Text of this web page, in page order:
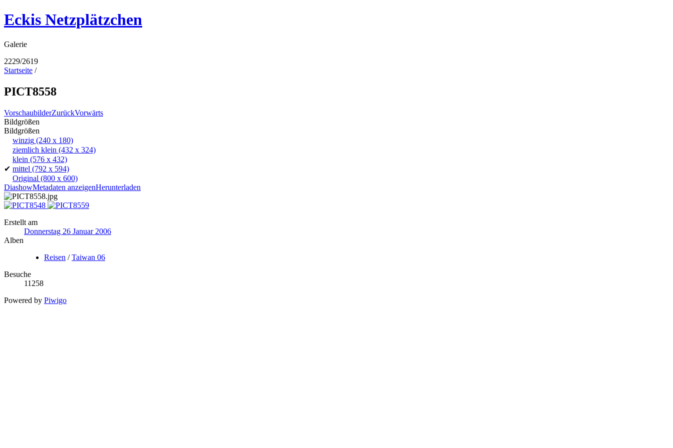
Eckis Netzplätzchen
Galerie
2229/2619
Startseite /
PICT8558
VorschaubilderZurückVorwärts
Bildgrößen
Bildgrößen
winzig (240 x 180)
ziemlich klein (432 x 324)
klein (576 x 432)
✔ mittel (792 x 594)
Original (800 x 600)
DiashowMetadaten anzeigenHerunterladen
Erstellt am
Donnerstag 26 Januar 2006
Alben
Reisen /Taiwan 06
Besuche
11258
Powered by Piwigo